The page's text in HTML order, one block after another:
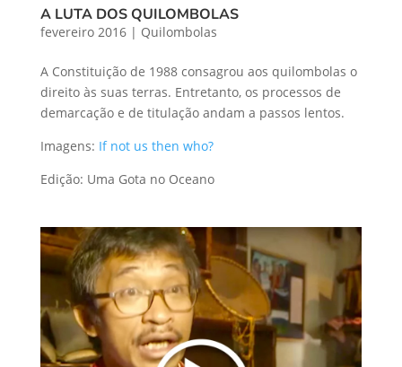
A LUTA DOS QUILOMBOLAS
fevereiro 2016| Quilombolas
A Constituição de 1988 consagrou aos quilombolas o
direito às suas terras. Entretanto, os processos de
demarcação e de titulação andam a passos lentos.
Imagens: If not us then who?
Edição: Uma Gota no Oceano